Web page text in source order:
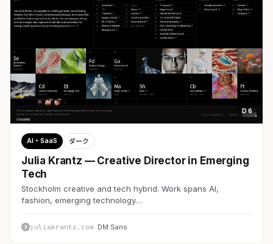
D 6
AI・SaaS ダーク
Julia Krantz — Creative Director in Emerging
Tech
Stockholm creative and tech hybrid. Work spans AI,
fashion, emerging technology…
juliakrantz.com· DM Sans